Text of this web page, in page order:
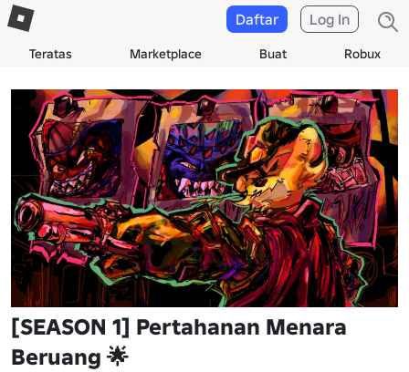
Teratas Marketplace Buat Robux
Daftar Log In
[SEASON 1] Pertahanan Menara
Beruang 🌟